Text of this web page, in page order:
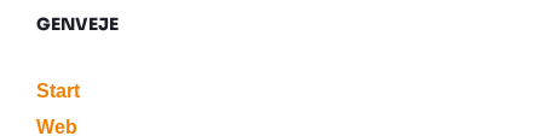
GENVEJE
Start
Web